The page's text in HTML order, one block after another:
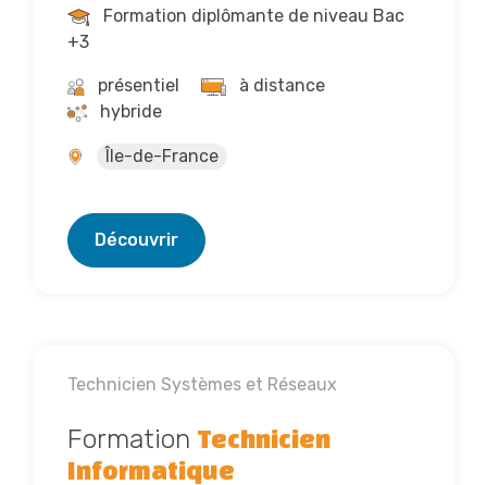
Formation diplômante de niveau Bac
+3
présentiel
à distance
hybride
Île-de-France
Découvrir
Technicien Systèmes et Réseaux
Formation Technicien
Informatique